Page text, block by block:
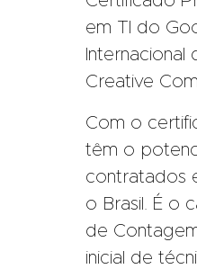
em TI do
Creative
Com o
têm o
contratados
o Brasil. É o
de
inicial de